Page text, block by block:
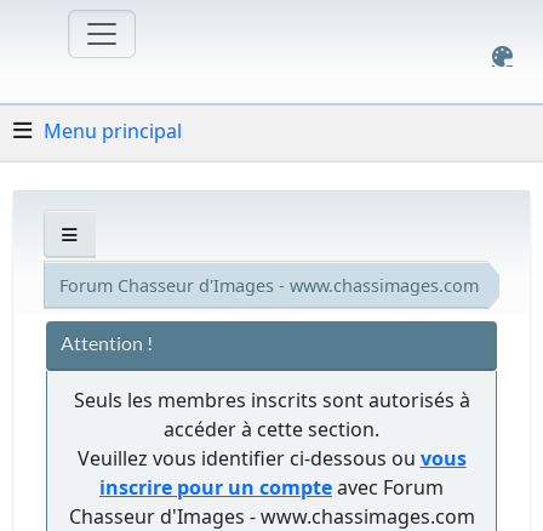
Menu principal
Forum Chasseur d'Images - www.chassimages.com
Attention !
Seuls les membres inscrits sont autorisés à
accéder à cette section.
Veuillez vous identifier ci-dessous ou vous
inscrire pour un compteavec Forum
Chasseur d'Images - www.chassimages.com